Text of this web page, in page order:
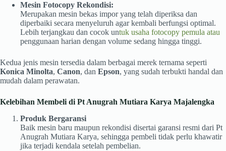
Mesin Fotocopy Rekondisi:
Merupakan mesin bekas impor yang telah diperiksa dan
diperbaiki secara menyeluruh agar kembali berfungsi optimal.
Lebih terjangkau dan cocok untuk usaha fotocopy pemula atau
penggunaan harian dengan volume sedang hingga tinggi.
Kedua jenis mesin tersedia dalam berbagai merek ternama seperti
Konica Minolta, Canon, dan Epson, yang sudah terbukti handal dan
mudah dalam perawatan.
Kelebihan Membeli di Pt Anugrah Mutiara Karya Majalengka
Produk Bergaransi
Baik mesin baru maupun rekondisi disertai garansi resmi dari Pt
Anugrah Mutiara Karya, sehingga pembeli tidak perlu khawatir
jika terjadi kendala setelah pembelian.